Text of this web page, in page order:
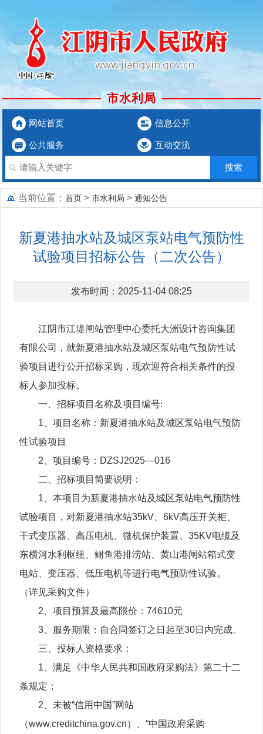
市水利局
网站首页 信息公开
公共服务 互动交流
当前位置： 首页 > 市水利局 > 通知公告
新夏港抽水站及城区泵站电气预防性
试验项目招标公告（二次公告）
发布时间：2025-11-04 08:25
江阴市江堤闸站管理中心委托大洲设计咨询集团
有限公司，就新夏港抽水站及城区泵站电气预防性试
验项目进行公开招标采购，现欢迎符合相关条件的投
标人参加投标。
一、招标项目名称及项目编号:
1、项目名称：新夏港抽水站及城区泵站电气预防
性试验项目
2、项目编号：DZSJ2025—016
二、招标项目简要说明：
1、本项目为新夏港抽水站及城区泵站电气预防性
试验项目，对新夏港抽水站35kV、6kV高压开关柜、
干式变压器、高压电机、微机保护装置、35KV电缆及
东横河水利枢纽、鲥鱼港排涝站、黄山港闸站箱式变
电站、变压器、低压电机等进行电气预防性试验。
（详见采购文件）
2、项目预算及最高限价：74610元
3、服务期限：自合同签订之日起至30日内完成。
三、投标人资格要求：
1、满足《中华人民共和国政府采购法》第二十二
条规定；
2、未被“信用中国”网站
（www.creditchina.gov.cn）、“中国政府采购